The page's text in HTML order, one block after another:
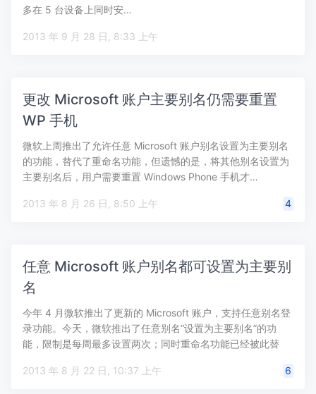
多在 5 台设备上同时安…
2013 年 9 月 28 日, 8:33 上午
更改 Microsoft 账户主要别名仍需要重置
WP 手机
微软上周推出了允许任意 Microsoft 账户别名设置为主要别名
的功能，替代了重命名功能，但遗憾的是，将其他别名设置为
主要别名后，用户需要重置 Windows Phone 手机才…
2013 年 8 月 26 日, 8:50 上午 4
任意 Microsoft 账户别名都可设置为主要别
名
今年 4 月微软推出了更新的 Microsoft 账户，支持任意别名登
录功能。今天，微软推出了任意别名“设置为主要别名”的功
能，限制是每周最多设置两次；同时重命名功能已经被此替
2013 年 8 月 22 日, 10:37 上午
6